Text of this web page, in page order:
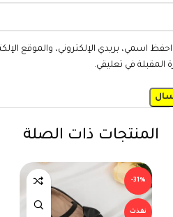
احفظ اسمي، بريدي الإلكتروني، والموقع
المقبلة في تعليقي.
المنتجات ذات الصلة
-31%
نفذت